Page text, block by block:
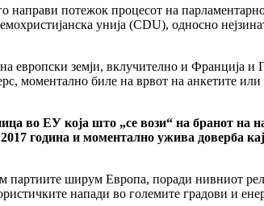
потежок процесот на
унија (CDU), односно
европски земји, вклучително и Франција
моментално биле на врвот на анкетите
во ЕУ која што „се вози“ на бранот
година и моментално ужива доверба
партиите ширум Европа, поради нивниот
напади во големите градови и